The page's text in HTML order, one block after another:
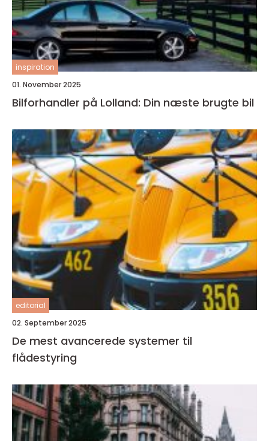
inspiration
01. November 2025
Bilforhandler på Lolland: Din næste brugte bil
editorial
02. September 2025
De mest avancerede systemer til
flådestyring